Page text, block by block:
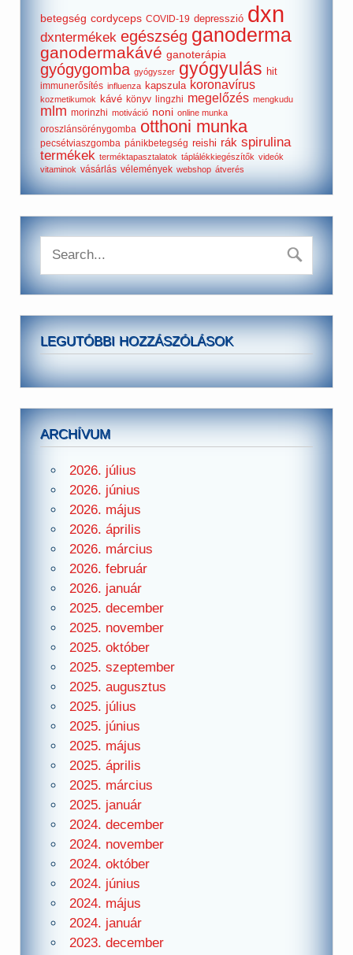
betegség cordyceps COVID-19 depresszió dxn
dxntermékek egészség ganoderma
ganodermakávé ganoterápia
gyógygomba gyógyszer gyógyulás hit
immunerősítés influenza kapszula koronavírus
kozmetikumok kávé könyv lingzhi megelőzés mengkudu
mlm morinzhi motiváció noni online munka
oroszlánsörénygomba otthoni munka
pecsétviaszgomba pánikbetegség reishi rák spirulina
termékek terméktapasztalatok táplálékkiegészítők videók
vitaminok vásárlás vélemények webshop átverés
LEGUTÓBBI HOZZÁSZÓLÁSOK
ARCHÍVUM
2026. július
2026. június
2026. május
2026. április
2026. március
2026. február
2026. január
2025. december
2025. november
2025. október
2025. szeptember
2025. augusztus
2025. július
2025. június
2025. május
2025. április
2025. március
2025. január
2024. december
2024. november
2024. október
2024. június
2024. május
2024. január
2023. december